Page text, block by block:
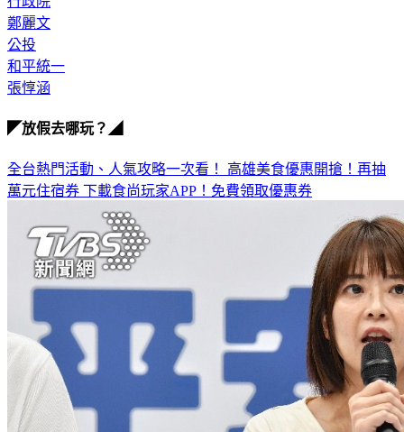
鄭麗文
公投
和平統一
張惇涵
◤放假去哪玩？◢
全台熱門活動、人氣攻略一次看！ 高雄美食優惠開搶！再抽
萬元住宿券 下載食尚玩家APP！免費領取優惠券